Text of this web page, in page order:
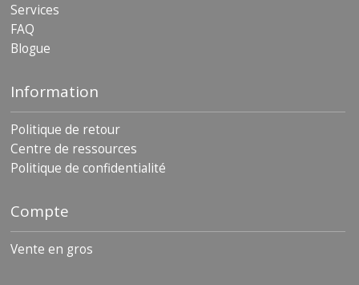
Services
FAQ
Blogue
Information
Politique de retour
Centre de ressources
Politique de confidentialité
Compte
Vente en gros